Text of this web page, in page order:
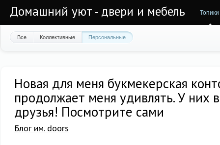
Домашний уют - двери и мебель Топики
Все Коллективные Персональные
Новая для меня букмекерская
продолжает меня удивлять. У них
друзья! Посмотрите сами
Блог им. doors